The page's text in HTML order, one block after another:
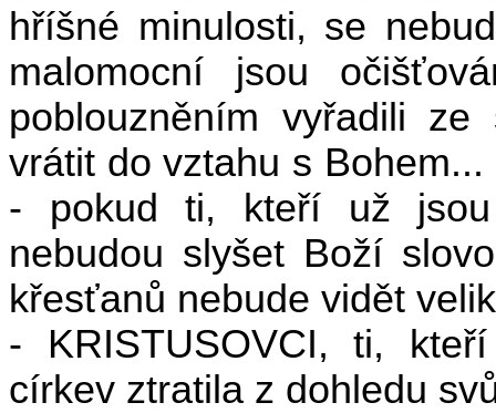
hříšné minulosti, se
malomocní jsou
poblouzněním vyřadili
vrátit do vztahu s
- pokud ti, kteří už jsou
nebudou slyšet Boží
křesťanů nebude vidět
- KRISTUSOVCI, ti,
církev ztratila z dohledu